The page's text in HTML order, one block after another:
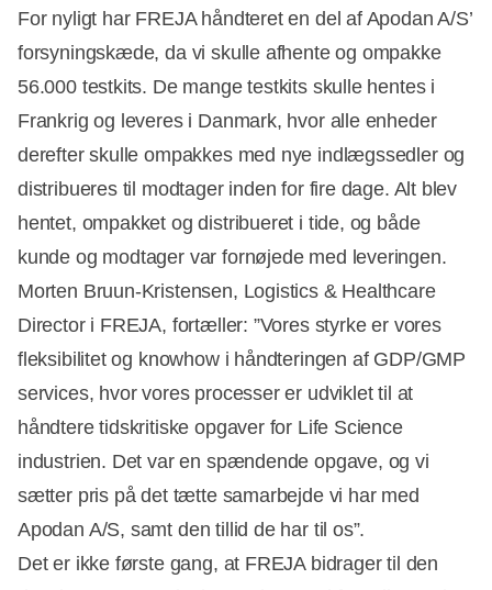
For nyligt har FREJA håndteret en del af Apodan A/S’
forsyningskæde, da vi skulle afhente og ompakke
56.000 testkits. De mange testkits skulle hentes i
Frankrig og leveres i Danmark, hvor alle enheder
derefter skulle ompakkes med nye indlægssedler og
distribueres til modtager inden for fire dage. Alt blev
hentet, ompakket og distribueret i tide, og både
kunde og modtager var fornøjede med leveringen.
Morten Bruun-Kristensen, Logistics & Healthcare
Director i FREJA, fortæller: ”Vores styrke er vores
fleksibilitet og knowhow i håndteringen af GDP/GMP
services, hvor vores processer er udviklet til at
håndtere tidskritiske opgaver for Life Science
industrien. Det var en spændende opgave, og vi
sætter pris på det tætte samarbejde vi har med
Apodan A/S, samt den tillid de har til os”.
Det er ikke første gang, at FREJA bidrager til den